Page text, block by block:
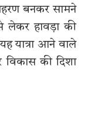
बनकर सामने
लेकर हावड़ा की
यात्रा आने वाले
की दिशा